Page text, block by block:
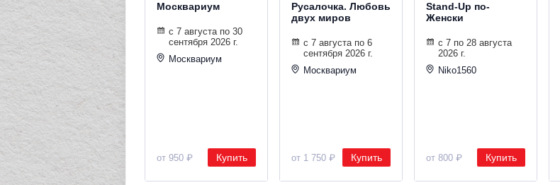
Москвариум
с 7 августа по 30
сентября 2026 г.
Москвариум
от 950 ₽ Купить
Русалочка. Любовь
двух миров
с 7 августа по 6
сентября 2026 г.
Москвариум
от 1 750 ₽ Купить
Stand-Up по-
Женски
с 7 по 28 августа
2026 г.
Niko1560
от 800 ₽ Купить